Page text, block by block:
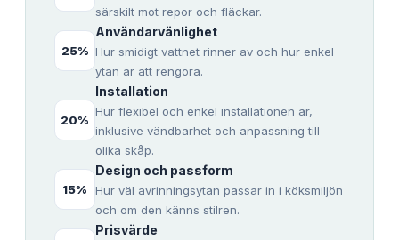
särskilt mot repor och fläckar.
25%
Användarvänlighet
Hur smidigt vattnet rinner av och hur enkel
ytan är att rengöra.
20%
Installation
Hur flexibel och enkel installationen är,
inklusive vändbarhet och anpassning till
olika skåp.
15%
Design och passform
Hur väl avrinningsytan passar in i köksmiljön
och om den känns stilren.
Prisvärde